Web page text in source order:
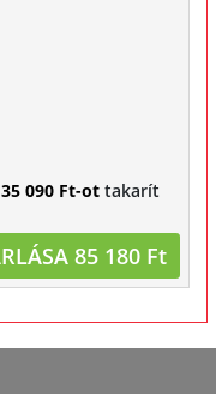
35 090 Ft-ot takarít
85 180 Ft